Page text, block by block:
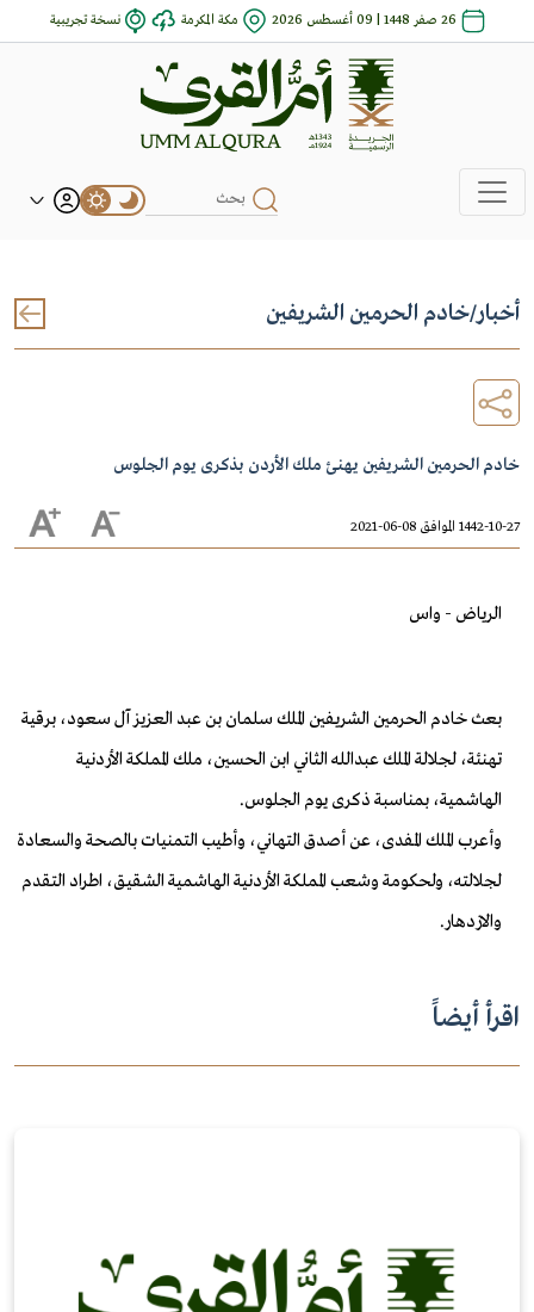
26 صفر 1448 | 09 أغسطس 2026 مكة المكرمة نسخة تجريبية
أخبار/خادم الحرمين الشريفين
خادم الحرمين الشريفين يهنئ ملك الأردن بذكرى يوم الجلوس
1442-10-27 الموافق 08-06-2021
الرياض - واس
بعث خادم الحرمين الشريفين الملك سلمان بن عبد العزيز آل سعود، برقية
تهنئة، لجلالة الملك عبدالله الثاني ابن الحسين، ملك المملكة الأردنية
الهاشمية، بمناسبة ذكرى يوم الجلوس.
وأعرب الملك المفدى، عن أصدق التهاني، وأطيب التمنيات بالصحة والسعادة
لجلالته، ولحكومة وشعب المملكة الأردنية الهاشمية الشقيق، اطراد التقدم
والازدهار.
اقرأ أيضاً